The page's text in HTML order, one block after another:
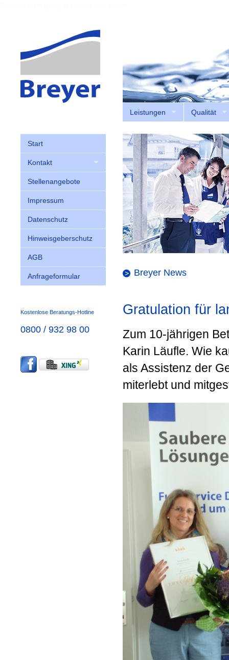
Leistungen Qualität
Start
Kontakt
Stellenangebote
Impressum
Datenschutz
Hinweisgeberschutz
AGB
Anfrageformular
Kostenlose Beratungs-Hotline
0800 / 932 98 00
Breyer News
Gratulation für
Zum 10-jährigen
Karin Läufle. Wie
als Assistenz der
miterlebt und